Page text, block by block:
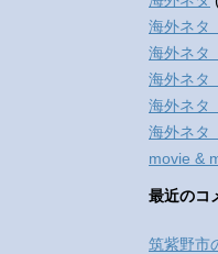
海外ネタ
海外ネタ
海外ネタ
海外ネタ
海外ネタ
movie &
最近のコ
筑紫野市